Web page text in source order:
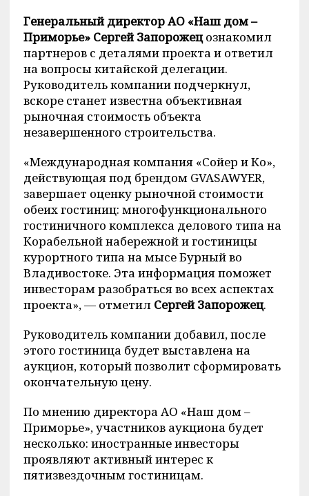
Генеральный директор АО «Наш дом –
Приморье» Сергей Запорожецознакомил
партнеров с деталями проекта и ответил
на вопросы китайской делегации.
Руководитель компании подчеркнул,
вскоре станет известна объективная
рыночная стоимость объекта
незавершенного строительства.
«Международная компания «Сойер и Ко»,
действующая под брендом GVASAWYER,
завершает оценку рыночной стоимости
обеих гостиниц: многофункционального
гостиничного комплекса делового типа на
Корабельной набережной и гостиницы
курортного типа на мысе Бурный во
Владивостоке. Эта информация поможет
инвесторам разобраться во всех аспектах
проекта», — отметил Сергей Запорожец.
Руководитель компании добавил, после
этого гостиница будет выставлена на
аукцион, который позволит сформировать
окончательную цену.
По мнению директора АО «Наш дом –
Приморье», участников аукциона будет
несколько: иностранные инвесторы
проявляют активный интерес к
пятизвездочным гостиницам.